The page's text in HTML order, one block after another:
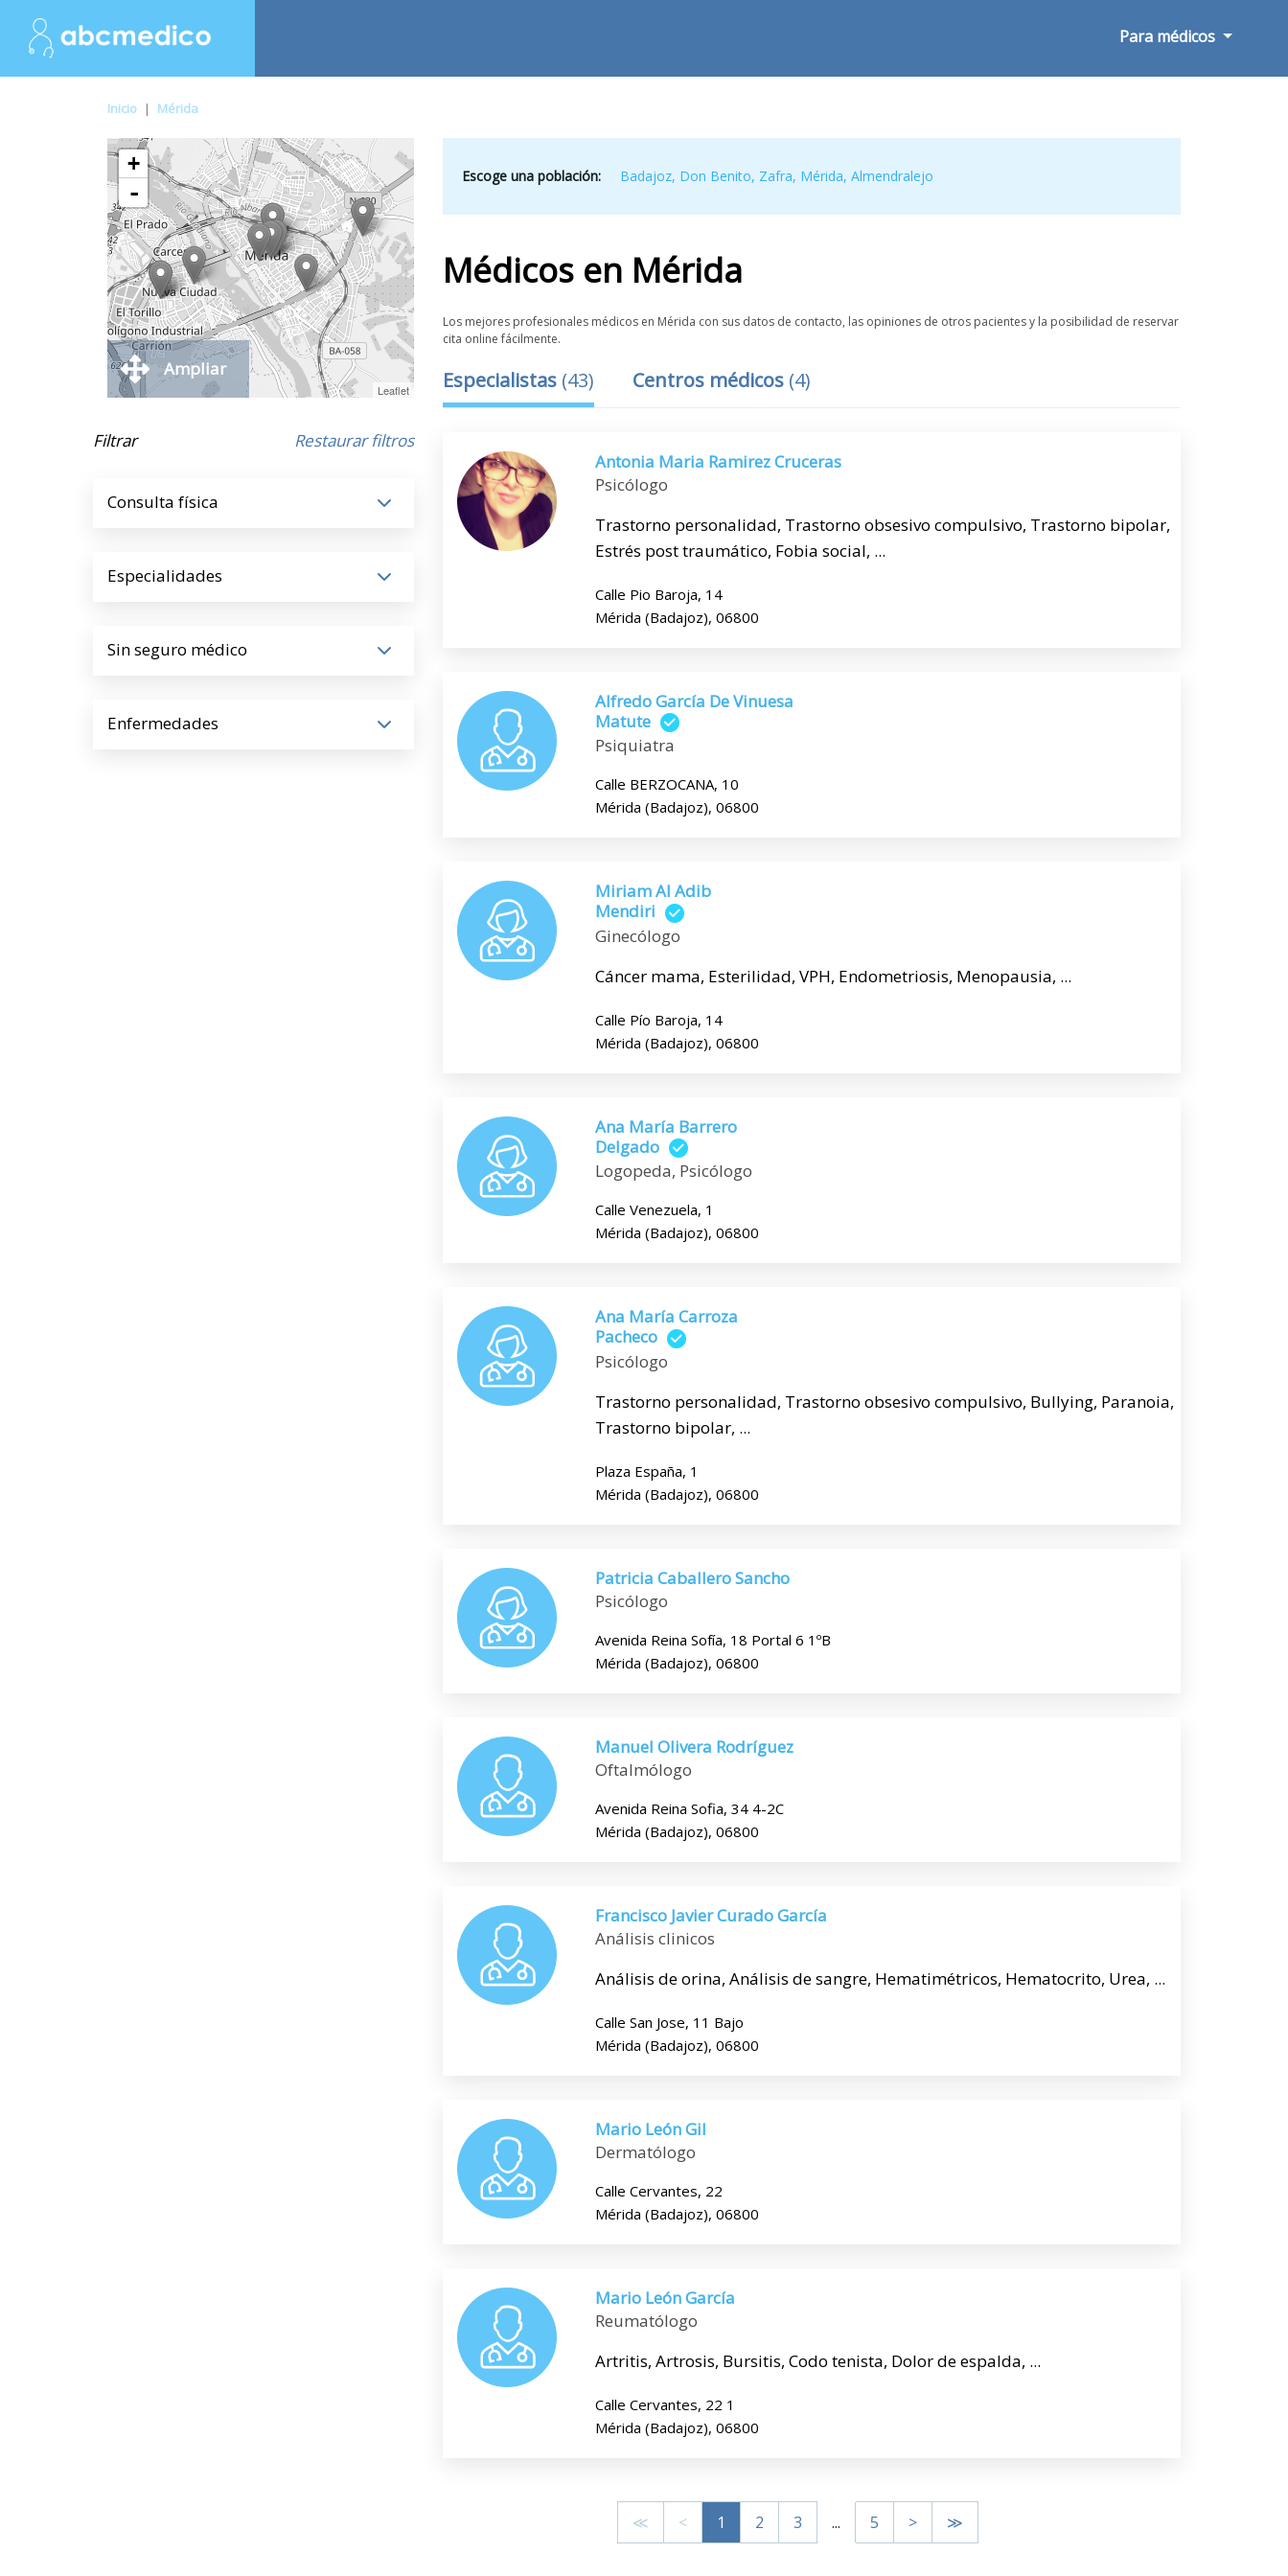
Para médicos
Inicio | Mérida
+
-
Leaflet
Ampliar
Filtrar Restaurar filtros
Consulta física
Especialidades
Sin seguro médico
Enfermedades
Escoge una población: Badajoz, Don Benito, Zafra, Mérida,Almendralejo
Médicos en Mérida
Los mejores profesionales médicos en Mérida con sus datos de contacto, las opiniones de otros pacientes y la posibilidad de reservar
cita online fácilmente.
Especialistas (43) Centros médicos (4)
Antonia Maria Ramirez Cruceras
Psicólogo
Trastorno personalidad, Trastorno obsesivo compulsivo, Trastorno bipolar,
Estrés post traumático, Fobia social, ...
Calle Pio Baroja, 14
Mérida (Badajoz), 06800
Alfredo García De Vinuesa
Matute
Psiquiatra
Calle BERZOCANA, 10
Mérida (Badajoz), 06800
Miriam Al Adib
Mendiri
Ginecólogo
Cáncer mama, Esterilidad, VPH, Endometriosis, Menopausia, ...
Calle Pío Baroja, 14
Mérida (Badajoz), 06800
Ana María Barrero
Delgado
Logopeda, Psicólogo
Calle Venezuela, 1
Mérida (Badajoz), 06800
Ana María Carroza
Pacheco
Psicólogo
Trastorno personalidad, Trastorno obsesivo compulsivo, Bullying, Paranoia,
Trastorno bipolar, ...
Plaza España, 1
Mérida (Badajoz), 06800
Patricia Caballero Sancho
Psicólogo
Avenida Reina Sofía, 18 Portal 6 1ºB
Mérida (Badajoz), 06800
Manuel Olivera Rodríguez
Oftalmólogo
Avenida Reina Sofia, 34 4-2C
Mérida (Badajoz), 06800
Francisco Javier Curado García
Análisis clinicos
Análisis de orina, Análisis de sangre, Hematimétricos, Hematocrito, Urea, ...
Calle San Jose, 11 Bajo
Mérida (Badajoz), 06800
Mario León Gil
Dermatólogo
Calle Cervantes, 22
Mérida (Badajoz), 06800
Mario León García
Reumatólogo
Artritis, Artrosis, Bursitis, Codo tenista, Dolor de espalda, ...
Calle Cervantes, 22 1
Mérida (Badajoz), 06800
≪ < 1 2 3 ... 5 > ≫